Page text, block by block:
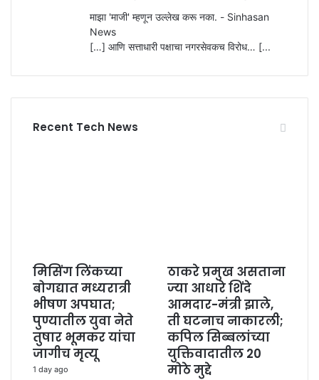
माझा 'माजी' म्हणून उल्लेख करू नका. - Sinhasan
News
[…] आणि सत्ताधारी पक्षाचा नगरसेवकच विरोध… [...
Recent Tech News
मिसिंग लिंकच्या
बोगद्यात मध्यरात्री
भीषण अपघात;
पुण्यातील युवा नेते
तुषार भूमकर यांचा
जागीच मृत्यू
1 day ago
ठाकरे प्रमुख असताना
ज्या आधारे शिंदे
आमदार-मंत्री झाले,
ती घटनाच नाकारली;
कपिल सिब्बलांच्या
युक्तिवादातील 20
मोठे मुद्दे